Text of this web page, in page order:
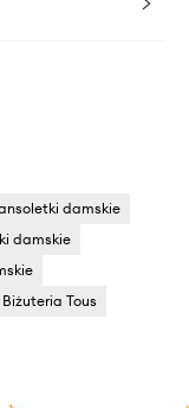
damskie
damskie
Biżuteria Tous